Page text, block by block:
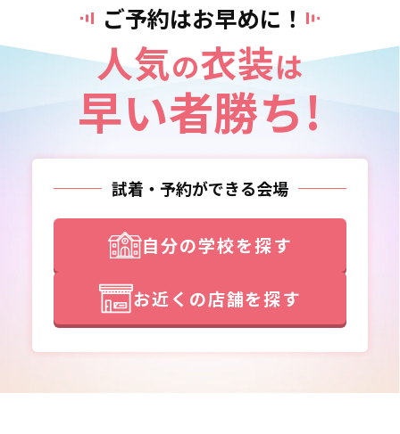
ご予約はお早めに！
人気の衣装は
早い者勝ち!
試着・予約ができる会場
自分の学校を探す
お近くの店舗を探す